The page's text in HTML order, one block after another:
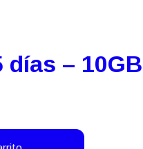
días – 10GB